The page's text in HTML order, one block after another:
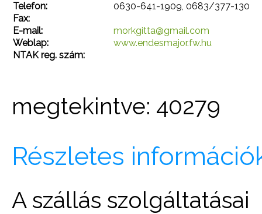
Telefon:
0630-641-1909, 0683/377-130
Fax:
E-mail:
morkgitta@gmail.com
Weblap:
www.endesmajor.fw.hu
NTAK reg. szám:
megtekintve: 40279
Részletes
A szállás szolgáltatásai